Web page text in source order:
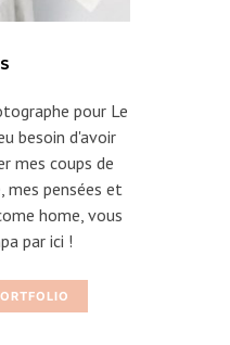
pour Le
besoin d'avoir
mes coups de
mes pensées et
home, vous
par ici !